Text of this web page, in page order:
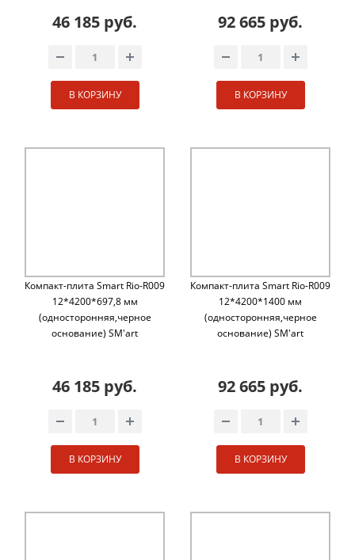
46 185 руб.
В КОРЗИНУ
92 665 руб.
В КОРЗИНУ
Компакт-плита Smart Rio-R009
12*4200*697,8 мм
(односторонняя,черное
основание) SM'art
46 185 руб.
В КОРЗИНУ
Компакт-плита Smart Rio-R009
12*4200*1400 мм
(односторонняя,черное
основание) SM'art
92 665 руб.
В КОРЗИНУ